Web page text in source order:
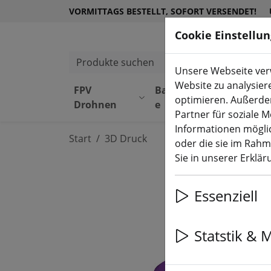
VORMITTAGS BESTELLT, SOFORT VERSENDET!
Produkte suchen
FPV
Drohnen
Bauteil
e
Equipmen
t
Start 3D Druck
Cookie
Unsere Webseite
Website zu
optimieren.
Partner für soziale
Informationen
oder die sie im
Sie in unserer
Essenziell
Statstik &